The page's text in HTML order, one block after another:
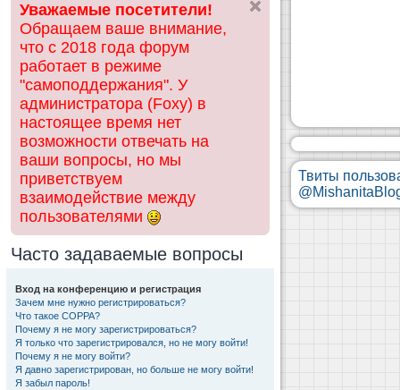
ск
Уважаемые посетители!
Обращаем ваше внимание,
что с 2018 года форум
работает в режиме
"самоподдержания". У
администратора (Foxy) в
настоящее время нет
возможности отвечать на
ваши вопросы, но мы
приветствуем
взаимодействие между
пользователями
Часто задаваемые вопросы
Вход на конференцию и регистрация
Зачем мне нужно регистрироваться?
Что такое COPPA?
Почему я не могу зарегистрироваться?
Я только что зарегистрировался, но не могу войти!
Почему я не могу войти?
Я давно зарегистрирован, но больше не могу войти!
Я забыл пароль!
Твиты